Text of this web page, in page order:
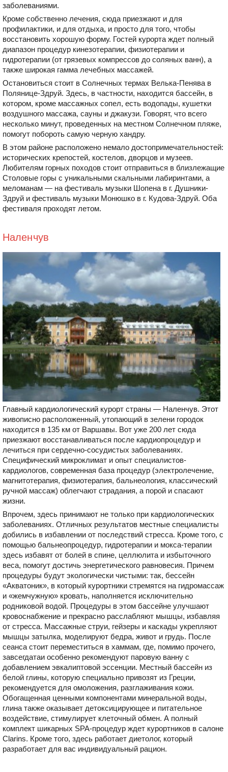
заболеваниями.
Кроме собственно лечения, сюда приезжают и для
профилактики, и для отдыха, и просто для того, чтобы
восстановить хорошую форму. Гостей курорта ждет полный
диапазон процедур кинезотерапии, физиотерапии и
гидротерапии (от грязевых компрессов до соляных ванн), а
также широкая гамма лечебных массажей.
Остановиться стоит в Солнечных термах Велька-Пенява в
Полянице-Здруй. Здесь, в частности, находится бассейн, в
котором, кроме массажных сопел, есть водопады, кушетки
воздушного массажа, сауны и джакузи. Говорят, что всего
несколько минут, проведенных на местном Солнечном пляже,
помогут побороть самую черную хандру.
В этом районе расположено немало достопримечательностей:
исторических крепостей, костелов, дворцов и музеев.
Любителям горных походов стоит отправиться в близлежащие
Столовые горы с уникальными скальными лабиринтами, а
меломанам — на фестиваль музыки Шопена в г. Душники-
Здруй и фестиваль музыки Монюшко в г. Кудова-Здруй. Оба
фестиваля проходят летом.
Наленчув
Главный кардиологический курорт страны — Наленчув. Этот
живописно расположенный, утопающий в зелени городок
находится в 135 км от Варшавы. Вот уже 200 лет сюда
приезжают восстанавливаться после кардиопроцедур и
лечиться при сердечно-сосудистых заболеваниях.
Специфический микроклимат и опыт специалистов-
кардиологов, современная база процедур (электролечение,
магнитотерапия, физиотерапия, бальнеология, классический
ручной массаж) облегчают страдания, а порой и спасают
жизни.
Впрочем, здесь принимают не только при кардиологических
заболеваниях. Отличных результатов местные специалисты
добились в избавлении от последствий стресса. Кроме того, с
помощью бальнеопроцедур, гидротерапии и мокса-терапии
здесь избавят от болей в спине, целлюлита и избыточного
веса, помогут достичь энергетического равновесия. Причем
процедуры будут экологически чистыми: так, бессейн
«Акватоник», в который курортники стремятся на гидромассаж
и «жемчужную» кровать, наполняется исключительно
родниковой водой. Процедуры в этом бассейне улучшают
кровоснабжение и прекрасно расслабляют мышцы, избавляя
от стресса. Массажные струи, гейзеры и каскады укрепляют
мышцы затылка, моделируют бедра, живот и грудь. После
сеанса стоит переместиться в хаммам, где, помимо прочего,
завсегдатаи особенно рекомендуют паровую ванну с
добавлением эвкалиптовой эссенции. Местный бассейн из
белой глины, которую специально привозят из Греции,
рекомендуется для омоложения, разглаживания кожи.
Обогащенная ценными компонентами минеральной воды,
глина также оказывает детоксицирующее и питательное
воздействие, стимулирует клеточный обмен. А полный
комплект шикарных SPA-процедур ждет курортников в салоне
Clarins. Кроме того, здесь работает диетолог, который
разработает для вас индивидуальный рацион.